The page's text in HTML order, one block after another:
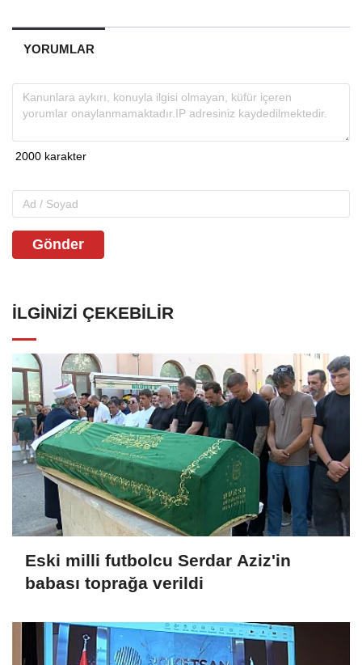
YORUMLAR
Gönder
İLGINIZI ÇEKEBILIR
Eski milli futbolcu Serdar Aziz'in
babası toprağa verildi